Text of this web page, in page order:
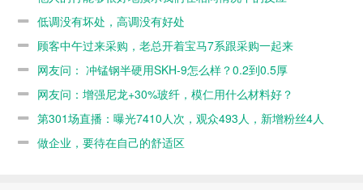
低调没有坏处，高调没有好处
顾客中午过来采购，老总开着宝马7系跟采购一起来
网友问： 冲锰钢半硬用SKH-9怎么样？0.2到0.5厚
网友问：增强尼龙+30%玻纤，模仁用什么材料好？
第301场直播：曝光7410人次，观众493人，新增粉丝4人
做企业，要待在自己的舒适区